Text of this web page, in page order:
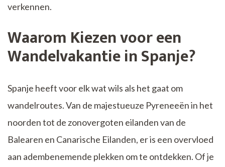
verkennen.
Waarom Kiezen voor een
Wandelvakantie in Spanje?
Spanje heeft voor elk wat wils als het gaat om
wandelroutes. Van de majestueuze Pyreneeën in het
noorden tot de zonovergoten eilanden van de
Balearen en Canarische Eilanden, er is een overvloed
aan adembenemende plekken om te ontdekken. Of je